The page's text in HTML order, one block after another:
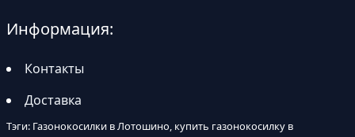
Информация:
Контакты
Доставка
Тэги: Газонокосилки в Лотошино, купить газонокосилку в